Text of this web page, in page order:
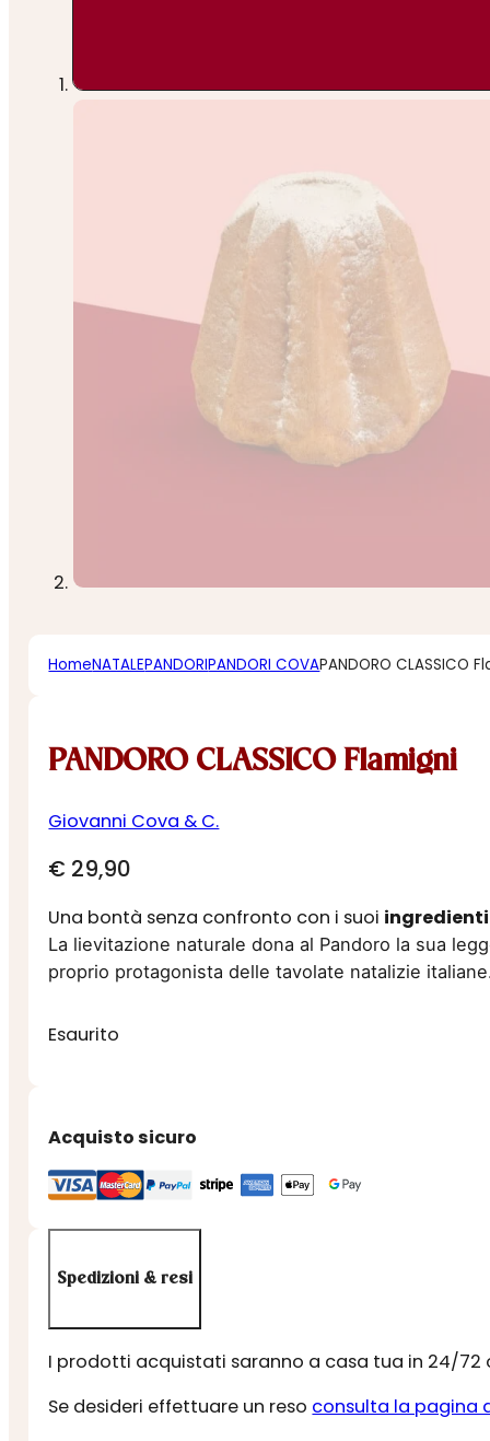
HomeNATALEPANDORIPANDORI COVAPANDORO CLASSICO
PANDORO CLASSICO Flamigni
Giovanni Cova & C.
€ 29,90
Una bontà senza confronto con i suoi
La lievitazione naturale dona al Pandoro la sua
proprio protagonista delle tavolate natalizie
Esaurito
Acquisto sicuro
Spedizioni & resi
I prodotti acquistati saranno a casa tua in 24/72
Se desideri effettuare un reso consulta la pagina